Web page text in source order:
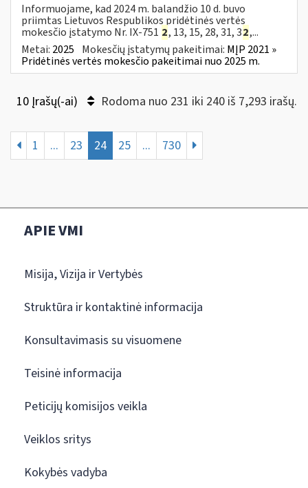
Informuojame, kad 2024 m. balandžio 10 d. buvo
priimtas Lietuvos Respublikos pridėtinės vertės
mokesčio įstatymo Nr. IX-751 2, 13, 15, 28, 31, 32,...
Metai: 2025 Mokesčių įstatymų pakeitimai: MĮP 2021 »
Pridėtinės vertės mokesčio pakeitimai nuo 2025 m.
10 Įrašų(-ai) Rodoma nuo 231 iki 240 iš 7,293 irašų.
1 ... 23 24 25 ... 730
APIE VMI
Misija, Vizija ir Vertybės
Struktūra ir kontaktinė informacija
Konsultavimasis su visuomene
Teisinė informacija
Peticijų komisijos veikla
Veiklos sritys
Kokybės vadyba